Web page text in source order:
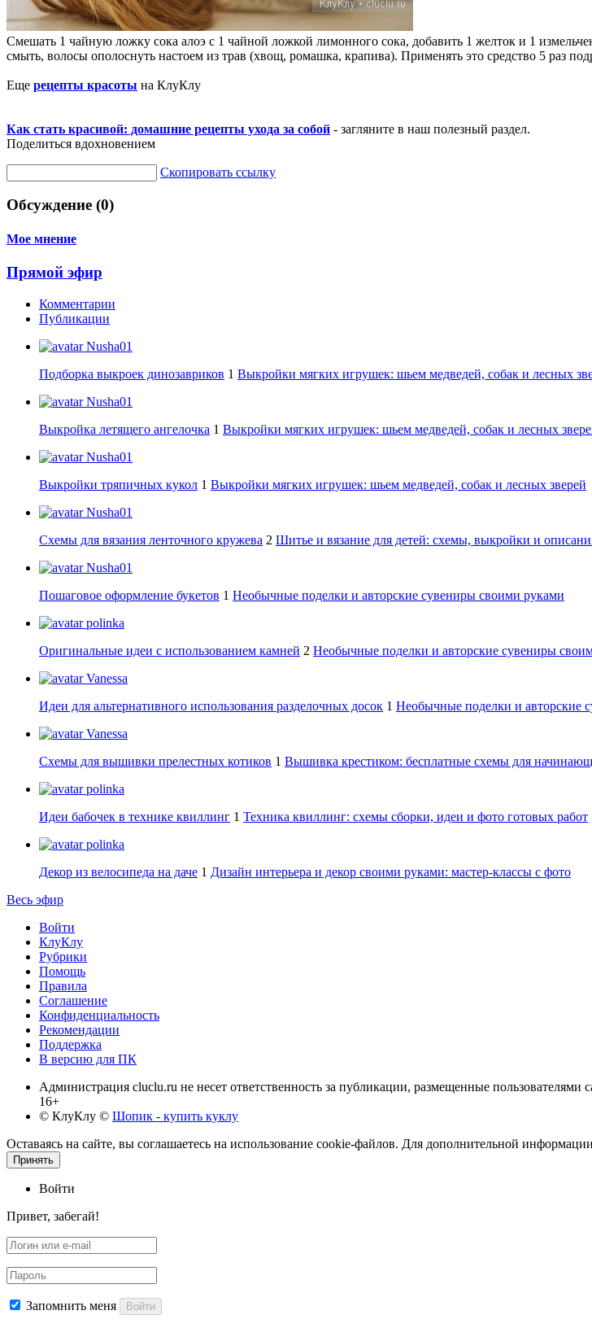
Смешать 1 чайную ложку сока алоэ с 1 чайной ложкой лимонного сока, добавить 1 желток и 1
смыть, волосы ополоснуть настоем из трав (хвощ, ромашка, крапива). Применять это средство 5 раз
Еще рецепты красоты на КлуКлу
Как стать красивой: домашние рецепты ухода за собой - загляните в наш полезный раздел.
Поделиться вдохновением
Скопировать ссылку
Обсуждение (0)
Мое мнение
Прямой эфир
Комментарии
Публикации
Nusha01
Подборка выкроек динозавриков 1 Выкройки мягких игрушек: шьем медведей, собак и лесных
Nusha01
Выкройка летящего ангелочка 1 Выкройки мягких игрушек: шьем медведей, собак и лесных
Nusha01
Выкройки тряпичных кукол 1 Выкройки мягких игрушек: шьем медведей, собак и лесных зверей
Nusha01
Схемы для вязания ленточного кружева 2 Шитье и вязание для детей: схемы, выкройки и
Nusha01
Пошаговое оформление букетов 1 Необычные поделки и авторские сувениры своими руками
polinka
Оригинальные идеи с использованием камней 2 Необычные поделки и авторские сувениры
Vanessa
Идеи для альтернативного использования разделочных досок 1 Необычные поделки и авторские
Vanessa
Схемы для вышивки прелестных котиков 1 Вышивка крестиком: бесплатные схемы для
polinka
Идеи бабочек в технике квиллинг 1 Техника квиллинг: схемы сборки, идеи и фото готовых работ
polinka
Декор из велосипеда на даче 1 Дизайн интерьера и декор своими руками: мастер-классы с фото
Весь эфир
Войти
КлуКлу
Рубрики
Помощь
Правила
Соглашение
Конфиденциальность
Рекомендации
Поддержка
В версию для ПК
Администрация cluclu.ru не несет ответственность за публикации, размещенные
16+
© КлуКлу © Шопик - купить куклу
Оставаясь на сайте, вы соглашаетесь на использование cookie-файлов. Для дополнительной информации
Принять
Войти
Привет, забегай!
Запомнить меня Войти